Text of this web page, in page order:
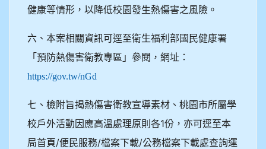
健康等情形，以降低校園發生熱傷害之風險。
六、本案相關資訊可逕至衛生福利部國民健康署
「預防熱傷害衛教專區」參閱，網址：
https://gov.tw/nGd
七、檢附旨揭熱傷害衛教宣導素材、桃園市所屬學
校戶外活動因應高溫處理原則各1份，亦可逕至本
局首頁/便民服務/檔案下載/公務檔案下載處查詢運